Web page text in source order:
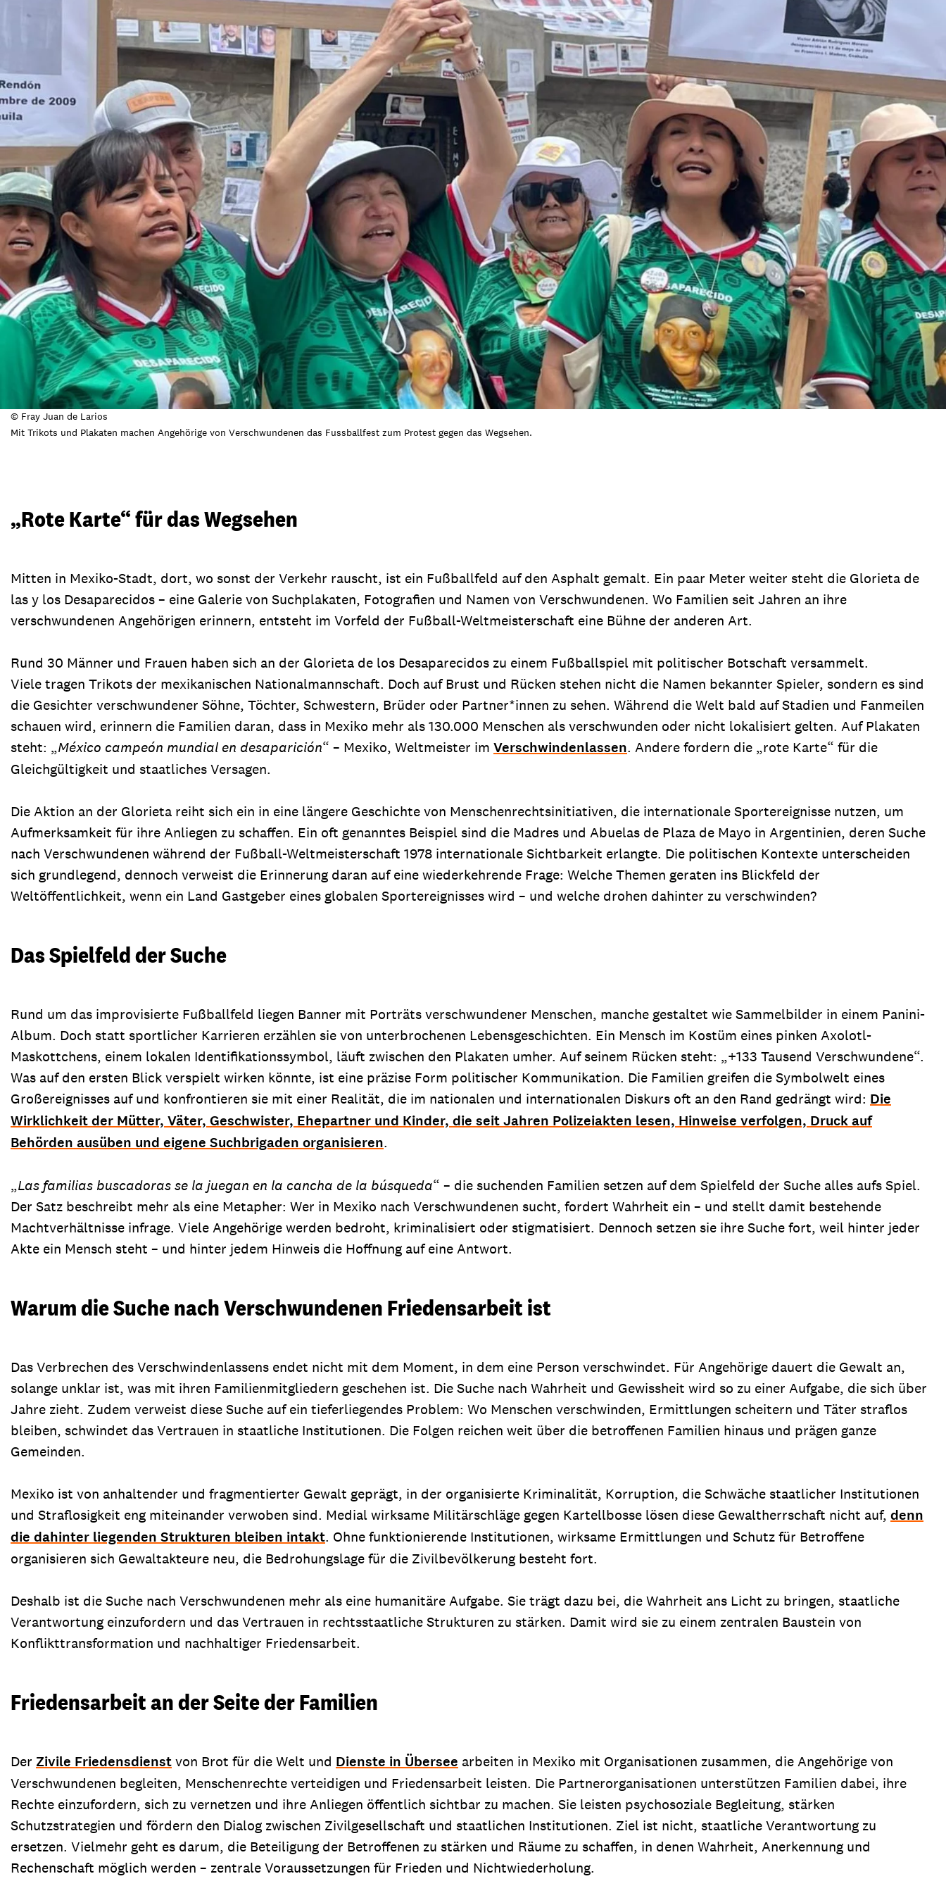
© Fray Juan de Larios
Mit Trikots und Plakaten machen Angehörige von Verschwundenen das Fussballfest zum Protest gegen das Wegsehen.
„Rote Karte“ für das Wegsehen
Mitten in Mexiko-Stadt, dort, wo sonst der Verkehr rauscht, ist ein Fußballfeld auf den Asphalt gemalt. Ein paar Meter weiter steht die Glorieta de
las y los Desaparecidos – eine Galerie von Suchplakaten, Fotografien und Namen von Verschwundenen. Wo Familien seit Jahren an ihre
verschwundenen Angehörigen erinnern, entsteht im Vorfeld der Fußball-Weltmeisterschaft eine Bühne der anderen Art.
Rund 30 Männer und Frauen haben sich an der Glorieta de los Desaparecidos zu einem Fußballspiel mit politischer Botschaft versammelt.
Viele tragen Trikots der mexikanischen Nationalmannschaft. Doch auf Brust und Rücken stehen nicht die Namen bekannter Spieler, sondern es sind
die Gesichter verschwundener Söhne, Töchter, Schwestern, Brüder oder Partner*innen zu sehen. Während die Welt bald auf Stadien und Fanmeilen
schauen wird, erinnern die Familien daran, dass in Mexiko mehr als 130.000 Menschen als verschwunden oder nicht lokalisiert gelten. Auf Plakaten
steht: „México campeón mundial en desaparición“ – Mexiko, Weltmeister im Verschwindenlassen. Andere fordern die „rote Karte“ für die
Gleichgültigkeit und staatliches Versagen.
Die Aktion an der Glorieta reiht sich ein in eine längere Geschichte von Menschenrechtsinitiativen, die internationale Sportereignisse nutzen, um
Aufmerksamkeit für ihre Anliegen zu schaffen. Ein oft genanntes Beispiel sind die Madres und Abuelas de Plaza de Mayo in Argentinien, deren Suche
nach Verschwundenen während der Fußball-Weltmeisterschaft 1978 internationale Sichtbarkeit erlangte. Die politischen Kontexte unterscheiden
sich grundlegend, dennoch verweist die Erinnerung daran auf eine wiederkehrende Frage: Welche Themen geraten ins Blickfeld der
Weltöffentlichkeit, wenn ein Land Gastgeber eines globalen Sportereignisses wird – und welche drohen dahinter zu verschwinden?
Das Spielfeld der Suche
Rund um das improvisierte Fußballfeld liegen Banner mit Porträts verschwundener Menschen, manche gestaltet wie Sammelbilder in einem Panini-
Album. Doch statt sportlicher Karrieren erzählen sie von unterbrochenen Lebensgeschichten. Ein Mensch im Kostüm eines pinken Axolotl-
Maskottchens, einem lokalen Identifikationssymbol, läuft zwischen den Plakaten umher. Auf seinem Rücken steht: „+133 Tausend Verschwundene“.
Was auf den ersten Blick verspielt wirken könnte, ist eine präzise Form politischer Kommunikation. Die Familien greifen die Symbolwelt eines
Großereignisses auf und konfrontieren sie mit einer Realität, die im nationalen und internationalen Diskurs oft an den Rand gedrängt wird: Die
Wirklichkeit der Mütter, Väter, Geschwister, Ehepartner und Kinder, die seit Jahren Polizeiakten lesen, Hinweise verfolgen, Druck auf
Behörden ausüben und eigene Suchbrigaden organisieren.
„Las familias buscadoras se la juegan en la cancha de la búsqueda“ – die suchenden Familien setzen auf dem Spielfeld der Suche alles aufs Spiel.
Der Satz beschreibt mehr als eine Metapher: Wer in Mexiko nach Verschwundenen sucht, fordert Wahrheit ein – und stellt damit bestehende
Machtverhältnisse infrage. Viele Angehörige werden bedroht, kriminalisiert oder stigmatisiert. Dennoch setzen sie ihre Suche fort, weil hinter jeder
Akte ein Mensch steht – und hinter jedem Hinweis die Hoffnung auf eine Antwort.
Warum die Suche nach Verschwundenen Friedensarbeit ist
Das Verbrechen des Verschwindenlassens endet nicht mit dem Moment, in dem eine Person verschwindet. Für Angehörige dauert die Gewalt an,
solange unklar ist, was mit ihren Familienmitgliedern geschehen ist. Die Suche nach Wahrheit und Gewissheit wird so zu einer Aufgabe, die sich über
Jahre zieht. Zudem verweist diese Suche auf ein tieferliegendes Problem: Wo Menschen verschwinden, Ermittlungen scheitern und Täter straflos
bleiben, schwindet das Vertrauen in staatliche Institutionen. Die Folgen reichen weit über die betroffenen Familien hinaus und prägen ganze
Gemeinden.
Mexiko ist von anhaltender und fragmentierter Gewalt geprägt, in der organisierte Kriminalität, Korruption, die Schwäche staatlicher Institutionen
und Straflosigkeit eng miteinander verwoben sind. Medial wirksame Militärschläge gegen Kartellbosse lösen diese Gewaltherrschaft nicht auf, denn
die dahinter liegenden Strukturen bleiben intakt. Ohne funktionierende Institutionen, wirksame Ermittlungen und Schutz für Betroffene
organisieren sich Gewaltakteure neu, die Bedrohungslage für die Zivilbevölkerung besteht fort.
Deshalb ist die Suche nach Verschwundenen mehr als eine humanitäre Aufgabe. Sie trägt dazu bei, die Wahrheit ans Licht zu bringen, staatliche
Verantwortung einzufordern und das Vertrauen in rechtsstaatliche Strukturen zu stärken. Damit wird sie zu einem zentralen Baustein von
Konflikttransformation und nachhaltiger Friedensarbeit.
Friedensarbeit an der Seite der Familien
Der Zivile Friedensdienstvon Brot für die Welt und Dienste in Übersee arbeiten in Mexiko mit Organisationen zusammen, die Angehörige von
Verschwundenen begleiten, Menschenrechte verteidigen und Friedensarbeit leisten. Die Partnerorganisationen unterstützen Familien dabei, ihre
Rechte einzufordern, sich zu vernetzen und ihre Anliegen öffentlich sichtbar zu machen. Sie leisten psychosoziale Begleitung, stärken
Schutzstrategien und fördern den Dialog zwischen Zivilgesellschaft und staatlichen Institutionen. Ziel ist nicht, staatliche Verantwortung zu
ersetzen. Vielmehr geht es darum, die Beteiligung der Betroffenen zu stärken und Räume zu schaffen, in denen Wahrheit, Anerkennung und
Rechenschaft möglich werden – zentrale Voraussetzungen für Frieden und Nichtwiederholung.